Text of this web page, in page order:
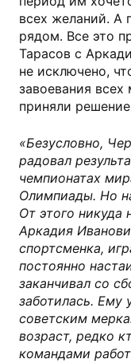
всех желаний. А
рядом. Все это
Тарасов с
не исключено,
завоевания
приняли
«Безусловно,
радовал
чемпионатах
Олимпиады. Но
От этого никуда
Аркадия
спортсменка,
постоянно
заканчивал со
заботилась. Ему
советским
возраст, редко
командами